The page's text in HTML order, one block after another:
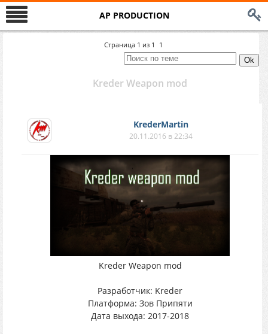
AP PRODUCTION
Страница 1 из 1 1
Kreder Weapon mod
KrederMartin
20.11.2016 в 22:34
Kreder Weapon mod
Разработчик: Kreder
Платформа: Зов Припяти
Дата выхода: 2017-2018